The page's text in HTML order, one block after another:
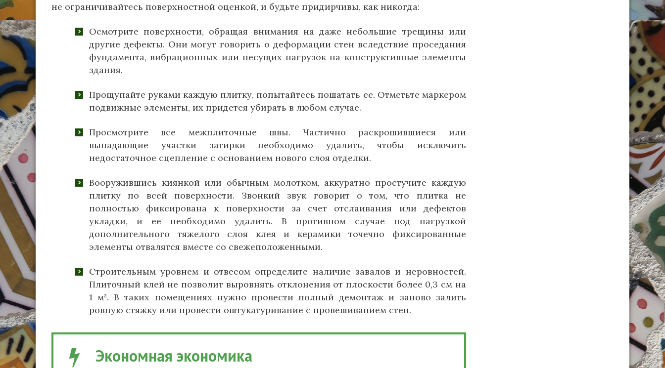
не ограничивайтесь поверхностной оценкой, и будьте придирчивы, как никогда:
Осмотрите поверхности, обращая внимания на даже небольшие трещины или
другие дефекты. Они могут говорить о деформации стен вследствие проседания
фундамента, вибрационных или несущих нагрузок на конструктивные элементы
здания.
Прощупайте руками каждую плитку, попытайтесь пошатать ее. Отметьте маркером
подвижные элементы, их придется убирать в любом случае.
Просмотрите все межплиточные швы. Частично раскрошившиеся или
выпадающие участки затирки необходимо удалить, чтобы исключить
недостаточное сцепление с основанием нового слоя отделки.
Вооружившись киянкой или обычным молотком, аккуратно простучите каждую
плитку по всей поверхности. Звонкий звук говорит о том, что плитка не
полностью фиксирована к поверхности за счет отслаивания или дефектов
укладки, и ее необходимо удалить. В противном случае под нагрузкой
дополнительного тяжелого слоя клея и керамики точечно фиксированные
элементы отвалятся вместе со свежеположенными.
Строительным уровнем и отвесом определите наличие завалов и неровностей.
Плиточный клей не позволит выровнять отклонения от плоскости более 0,3 см на
1 м². В таких помещениях нужно провести полный демонтаж и заново залить
ровную стяжку или провести оштукатуривание с провешиванием стен.
Экономная экономика